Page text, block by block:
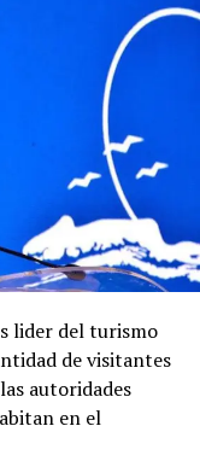
lider del turismo
de visitantes
autoridades
en el